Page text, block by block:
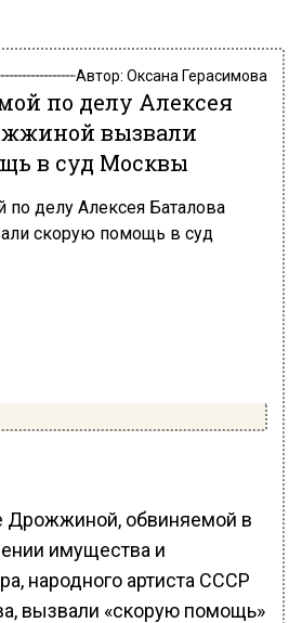
Автор: Оксана Герасимова
по делу Алексея
вызвали
в суд Москвы
Дрожжиной, обвиняемой в
имущества и
народного артиста СССР
вызвали «скорую помощь»